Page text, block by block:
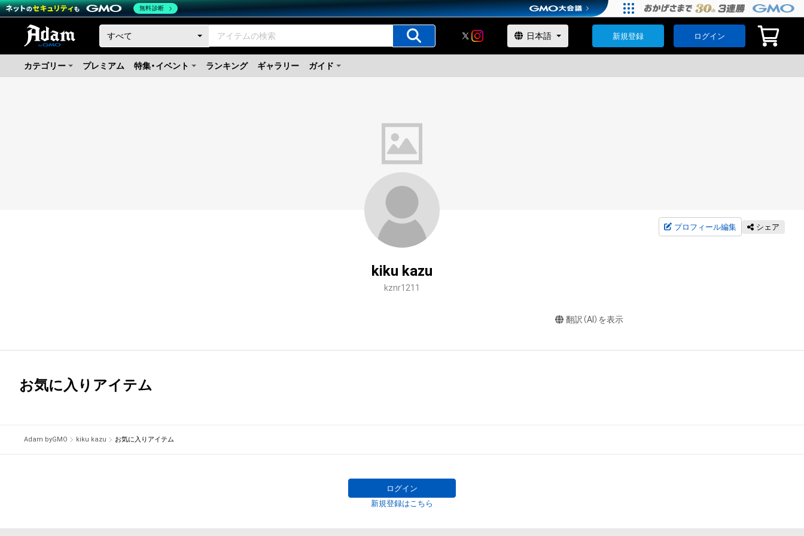
新規登録 ログイン
カテゴリー プレミアム 特集・イベント ランキング ギャラリー ガイド
プロフィール編集 シェア
kiku kazu
kznr1211
翻訳（AI）を表示
お気に入りアイテム
Adam byGMO kiku kazu お気に入りアイテム
ログイン
新規登録はこちら
無料診断